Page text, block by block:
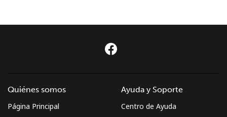
Quiénes somos
Página Principal
Ayuda y Soporte
Centro de Ayuda